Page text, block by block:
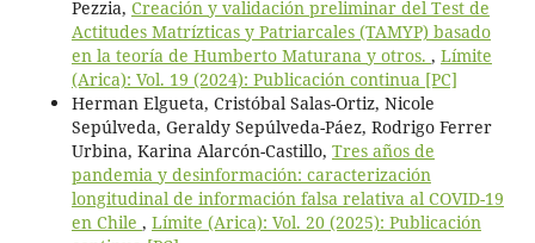
Pezzia, Creación y validación preliminar del Test de
Actitudes Matrízticas y Patriarcales (TAMYP) basado
en la teoría de Humberto Maturana y otros. , Límite
(Arica): Vol. 19 (2024): Publicación continua [PC]
Herman Elgueta, Cristóbal Salas-Ortiz, Nicole
Sepúlveda, Geraldy Sepúlveda-Páez, Rodrigo Ferrer
Urbina, Karina Alarcón-Castillo, Tres años de
pandemia y desinformación: caracterización
longitudinal de información falsa relativa al COVID-19
en Chile , Límite (Arica): Vol. 20 (2025): Publicación